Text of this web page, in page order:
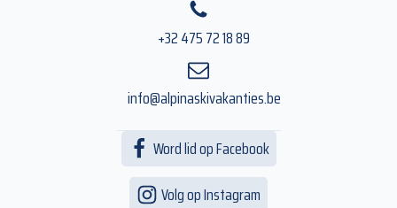
+32 475 72 18 89
info@alpinaskivakanties.be
Word lid op Facebook
Volg op Instagram